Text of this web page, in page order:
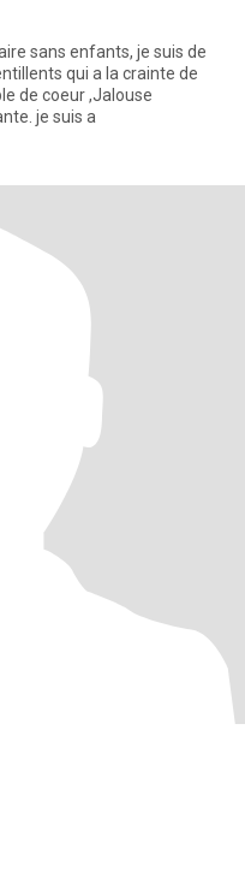
sans enfants, je suis de
crainte de
je suis a